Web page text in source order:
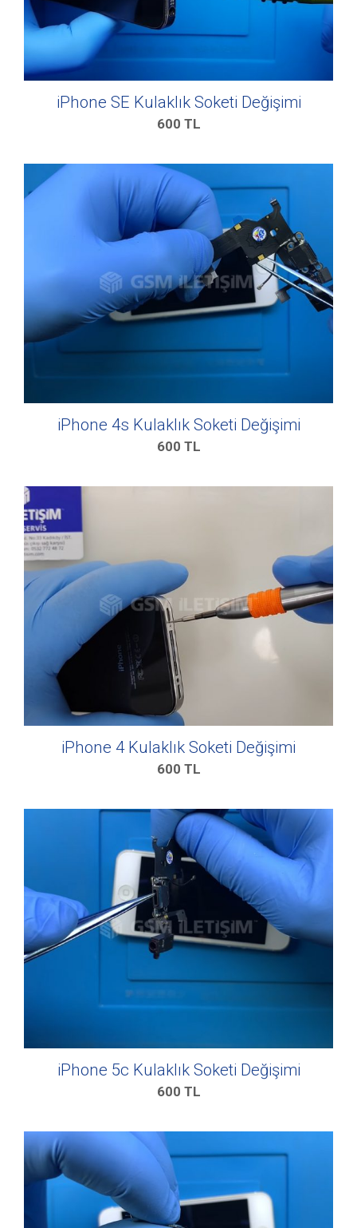
iPhone SE Kulaklık Soketi Değişimi
600 TL
iPhone 4s Kulaklık Soketi Değişimi
600 TL
iPhone 4 Kulaklık Soketi Değişimi
600 TL
iPhone 5c Kulaklık Soketi Değişimi
600 TL